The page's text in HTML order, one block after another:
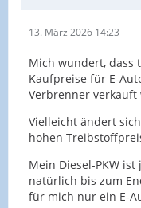
13. März 2026 14:23
Mich wundert, dass
Kaufpreise für E-
Verbrenner verkauft
Vielleicht ändert
hohen
Mein Diesel-PKW
natürlich bis zum
für mich nur ein E-